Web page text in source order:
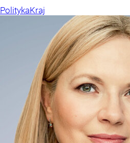
PolitykaKraj